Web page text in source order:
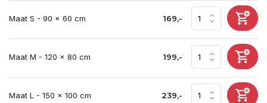
Maat S - 90 x 60 cm 169,-
Maat M - 120 x 80 cm 199,-
Maat L - 150 x 100 cm 239,-